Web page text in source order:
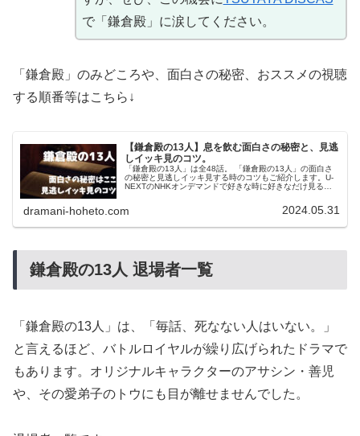
で「鎌倉殿」に涙してください。
「鎌倉殿」のみどころや、面白さの秘密、おススメの視聴
する順番等はこちら↓
【鎌倉殿の13人】息を飲む面白さの秘密と、見逃
しイッキ見のコツ。
「鎌倉殿の13人」は全48話。 「鎌倉殿の13人」の面白さ
の秘密と見逃しイッキ見する時のコツもご紹介します。U-
NEXTのNHKオンデマンドで好きな時に好きなだけ見るの
dramani-hoheto.com 2024.05.31
鎌倉殿の13人 退場者一覧
「鎌倉殿の13人」は、「毎話、死なない人はいない。」
と言えるほど、バトルロイヤルが繰り広げられたドラマで
もあります。オリジナルキャラクターのアサシン・善児
や、その愛弟子のトウにも目が離せませんでした。